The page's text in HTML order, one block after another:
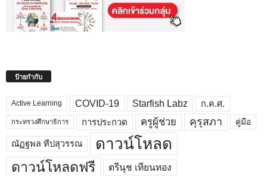
ป้ายกำกับ
Active Learning COVID-19 Starfish Labz ก.ค.ศ.
กระทรวงศึกษาธิการ การประกวด ครูผู้ช่วย คุรุสภา คู่มือ
ณัฏฐพล ทีปสุวรรณ ดาวน์โหลด
ดาวน์โหลดฟรี ตรีนุช เทียนทอง